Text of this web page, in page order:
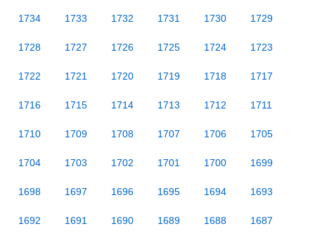
1734 1733 1732 1731 1730 1729
1728 1727 1726 1725 1724 1723
1722 1721 1720 1719 1718 1717
1716 1715 1714 1713 1712 1711
1710 1709 1708 1707 1706 1705
1704 1703 1702 1701 1700 1699
1698 1697 1696 1695 1694 1693
1692 1691 1690 1689 1688 1687